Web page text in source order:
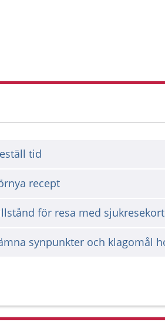
tid
recept
för resa med sjukresekort